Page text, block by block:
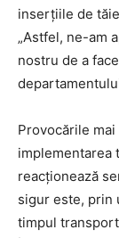
inserțiile de
„Astfel, ne-am
nostru de a
Provocările
implementarea
reacționează
sigur este, prin
timpul